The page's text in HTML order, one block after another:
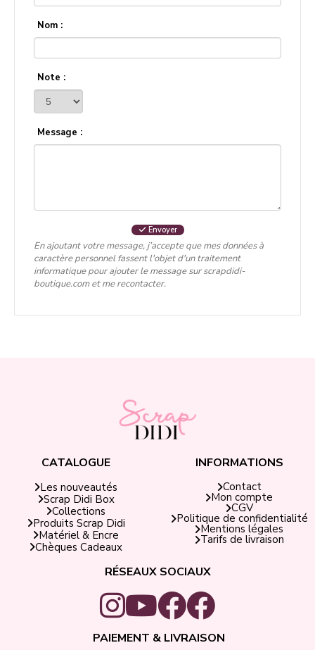
Nom :
Note :
Message :
Envoyer
En ajoutant votre message, j’accepte que mes données à
caractère personnel fassent l'objet d'un traitement
informatique pour ajouter le message sur scrapdidi-
boutique.com et me recontacter.
CATALOGUE
Les nouveautés
Scrap Didi Box
Collections
Produits Scrap Didi
Matériel & Encre
Chèques Cadeaux
INFORMATIONS
Contact
Mon compte
CGV
Politique de confidentialité
Mentions légales
Tarifs de livraison
RÉSEAUX SOCIAUX
PAIEMENT & LIVRAISON